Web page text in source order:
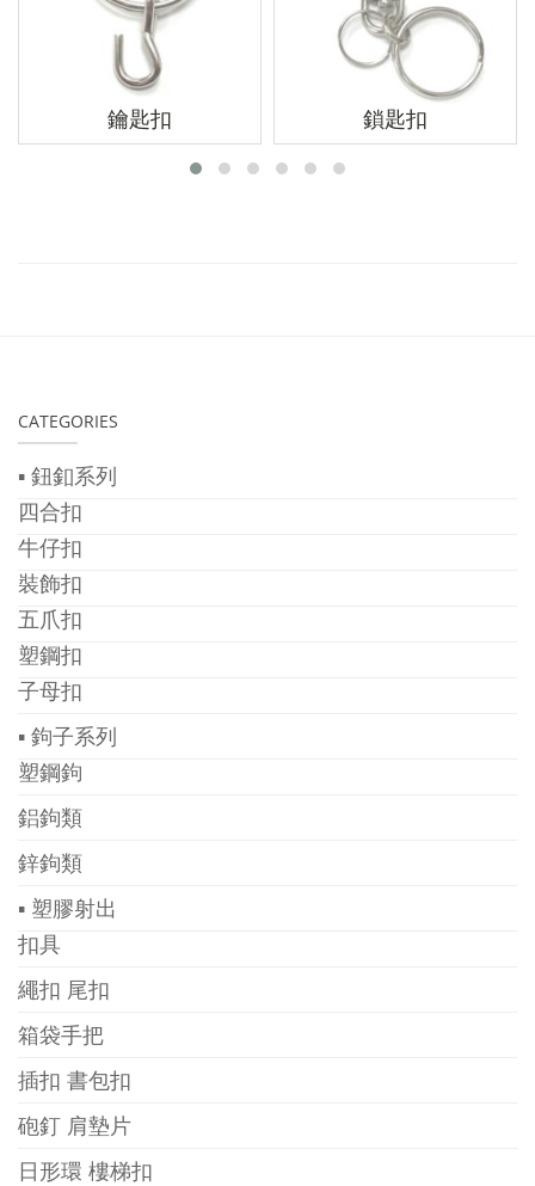
鑰匙扣 鎖匙扣
CATEGORIES
▪ 鈕釦系列
四合扣
牛仔扣
裝飾扣
五爪扣
塑鋼扣
子母扣
▪ 鉤子系列
塑鋼鉤
鋁鉤類
鋅鉤類
▪ 塑膠射出
扣具
繩扣 尾扣
箱袋手把
插扣 書包扣
砲釘 肩墊片
日形環 樓梯扣